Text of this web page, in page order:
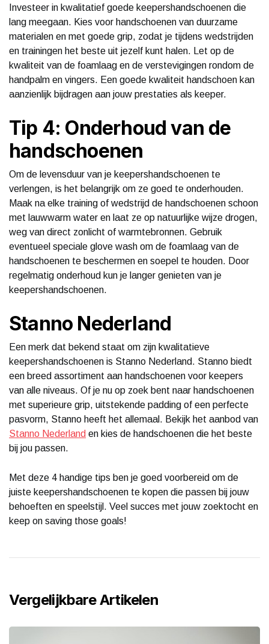
Investeer in kwalitatief goede keepershandschoenen die
lang meegaan. Kies voor handschoenen van duurzame
materialen en met goede grip, zodat je tijdens wedstrijden
en trainingen het beste uit jezelf kunt halen. Let op de
kwaliteit van de foamlaag en de verstevigingen rondom de
handpalm en vingers. Een goede kwaliteit handschoen kan
aanzienlijk bijdragen aan jouw prestaties als keeper.
Tip 4: Onderhoud van de
handschoenen
Om de levensduur van je keepershandschoenen te
verlengen, is het belangrijk om ze goed te onderhouden.
Maak na elke training of wedstrijd de handschoenen schoon
met lauwwarm water en laat ze op natuurlijke wijze drogen,
weg van direct zonlicht of warmtebronnen. Gebruik
eventueel speciale glove wash om de foamlaag van de
handschoenen te beschermen en soepel te houden. Door
regelmatig onderhoud kun je langer genieten van je
keepershandschoenen.
Stanno Nederland
Een merk dat bekend staat om zijn kwalitatieve
keepershandschoenen is Stanno Nederland. Stanno biedt
een breed assortiment aan handschoenen voor keepers
van alle niveaus. Of je nu op zoek bent naar handschoenen
met superieure grip, uitstekende padding of een perfecte
pasvorm, Stanno heeft het allemaal. Bekijk het aanbod van
Stanno Nederland en kies de handschoenen die het beste
bij jou passen.
Met deze 4 handige tips ben je goed voorbereid om de
juiste keepershandschoenen te kopen die passen bij jouw
behoeften en speelstijl. Veel succes met jouw zoektocht en
keep on saving those goals!
Vergelijkbare Artikelen